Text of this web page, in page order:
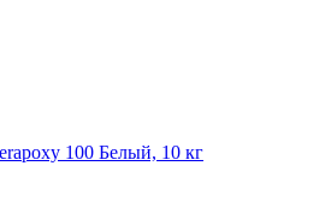
100 Белый, 10 кг